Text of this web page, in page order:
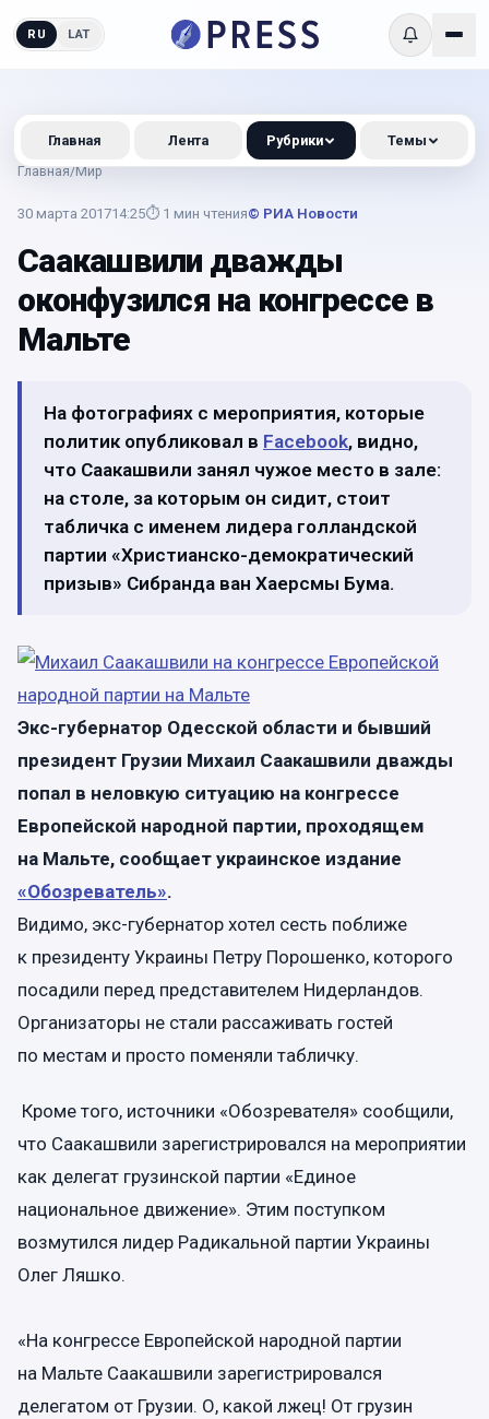
RU LAT
Главная/Мир
30 марта 201714:25⏱ 1 мин чтения© РИА Новости
Саакашвили дважды
оконфузился на конгрессе в
Мальте
На фотографиях с мероприятия, которые
политик опубликовал в Facebook, видно,
что Саакашвили занял чужое место в зале:
на столе, за которым он сидит, стоит
табличка с именем лидера голландской
партии «Христианско-демократический
призыв» Сибранда ван Хаерсмы Бума.
Экс-губернатор Одесской области и бывший
президент Грузии Михаил Саакашвили дважды
попал в неловкую ситуацию на конгрессе
Европейской народной партии, проходящем
на Мальте, сообщает украинское издание
«Обозреватель».
Видимо, экс-губернатор хотел сесть поближе
к президенту Украины Петру Порошенко, которого
посадили перед представителем Нидерландов.
Организаторы не стали рассаживать гостей
по местам и просто поменяли табличку.
Кроме того, источники «Обозревателя» сообщили,
что Саакашвили зарегистрировался на мероприятии
как делегат грузинской партии «Единое
национальное движение». Этим поступком
возмутился лидер Радикальной партии Украины
Олег Ляшко.
«На конгрессе Европейской народной партии
на Мальте Саакашвили зарегистрировался
делегатом от Грузии. О, какой лжец! От грузин
Главная Лента Рубрики Темы